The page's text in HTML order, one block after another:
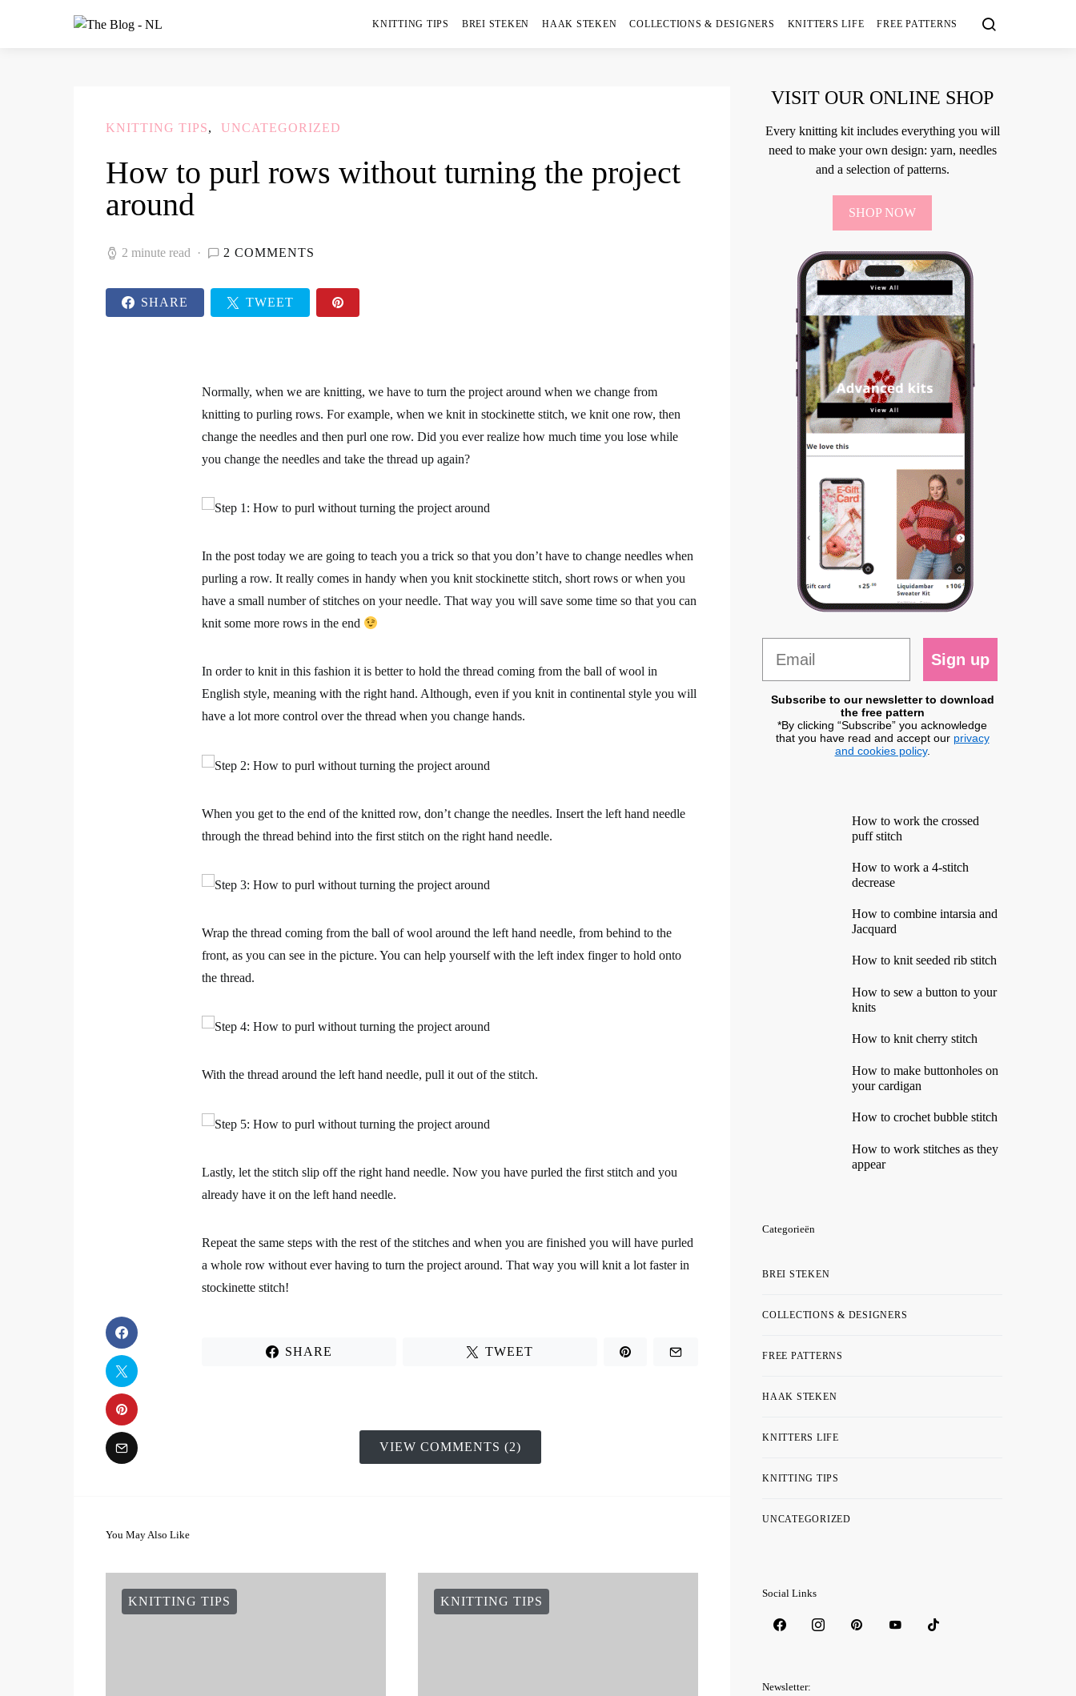
KNITTING TIPS BREI STEKEN HAAK STEKEN COLLECTIONS & DESIGNERS KNITTERS LIFE FREE PATTERNS
KNITTING TIPS UNCATEGORIZED
How to purl rows without turning the project
around
2 minute read 2 COMMENTS
SHARE TWEET
Normally, when we are knitting, we have to turn the project around when we change from
knitting to purling rows. For example, when we knit in stockinette stitch, we knit one row, then
change the needles and then purl one row. Did you ever realize how much time you lose while
you change the needles and take the thread up again?
In the post today we are going to teach you a trick so that you don’t have to change needles when
purling a row. It really comes in handy when you knit stockinette stitch, short rows or when you
have a small number of stitches on your needle. That way you will save some time so that you can
knit some more rows in the end
In order to knit in this fashion it is better to hold the thread coming from the ball of wool in
English style, meaning with the right hand. Although, even if you knit in continental style you will
have a lot more control over the thread when you change hands.
When you get to the end of the knitted row, don’t change the needles. Insert the left hand needle
through the thread behind into the first stitch on the right hand needle.
Wrap the thread coming from the ball of wool around the left hand needle, from behind to the
front, as you can see in the picture. You can help yourself with the left index finger to hold onto
the thread.
With the thread around the left hand needle, pull it out of the stitch.
Lastly, let the stitch slip off the right hand needle. Now you have purled the first stitch and you
already have it on the left hand needle.
Repeat the same steps with the rest of the stitches and when you are finished you will have purled
a whole row without ever having to turn the project around. That way you will knit a lot fasterin
stockinette stitch!
SHARE TWEET
VIEW COMMENTS (2)
You May Also Like
KNITTING TIPS KNITTING TIPS
VISIT OUR ONLINE SHOP
Every knitting kit includes everything you will
need to make your own design: yarn, needles
and a selection of patterns.
SHOP NOW
Sign up
Subscribe to our newsletter to download
the free pattern
*By clicking “Subscribe” you acknowledge
that you have read and accept our privacy
and cookies policy.
How to work the crossed
puff stitch
How to work a 4-stitch
decrease
How to combine intarsia and
Jacquard
How to knit seeded rib stitch
How to sew a button to your
knits
How to knit cherry stitch
How to make buttonholes on
your cardigan
How to crochet bubble stitch
How to work stitches as they
appear
Categorieën
BREI STEKEN
COLLECTIONS & DESIGNERS
FREE PATTERNS
HAAK STEKEN
KNITTERS LIFE
KNITTING TIPS
UNCATEGORIZED
Social Links
Newsletter: